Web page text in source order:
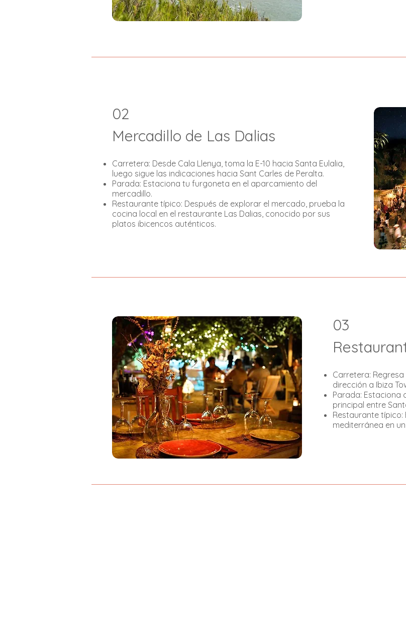
02
Mercadillo de Las Dalias
Carretera: Desde Cala Llenya, toma la E-10 hacia Santa Eulalia,
luego sigue las indicaciones hacia Sant Carles de Peralta.
Parada: Estaciona tu furgoneta en el aparcamiento del
mercadillo.
Restaurante típico: Después de explorar el mercado, prueba la
cocina local en el restaurante Las Dalias, conocido por sus
platos ibicencos auténticos.
03
Carretera:
dirección a Ibiza
Parada: Estaciona
principal entre
Restaurante
mediterránea en